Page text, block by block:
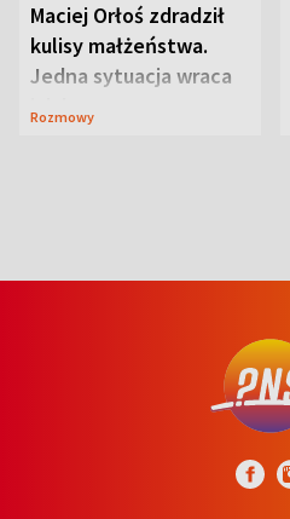
Maciej Orłoś zdradził
kulisy małżeństwa.
Jedna sytuacja wraca
jak bumerang
Rozmowy